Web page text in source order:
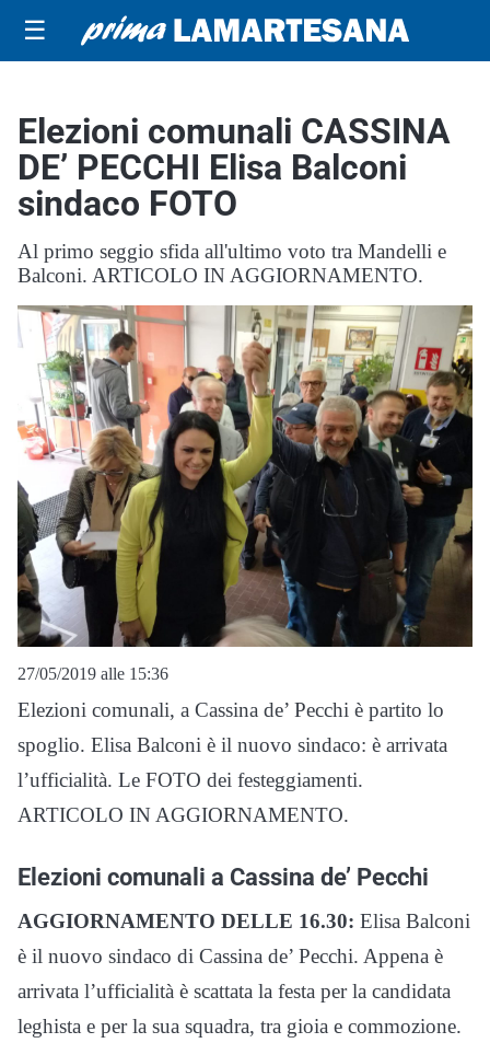
☰
Elezioni comunali CASSINA
DE’ PECCHI Elisa Balconi
sindaco FOTO
Al primo seggio sfida all'ultimo voto tra Mandelli e
Balconi. ARTICOLO IN AGGIORNAMENTO.
27/05/2019 alle 15:36
Elezioni comunali, a Cassina de’ Pecchi è partito lo
spoglio. Elisa Balconi è il nuovo sindaco: è arrivata
l’ufficialità. Le FOTO dei festeggiamenti.
ARTICOLO IN AGGIORNAMENTO.
Elezioni comunali a Cassina de’ Pecchi
AGGIORNAMENTO DELLE 16.30: Elisa Balconi
è il nuovo sindaco di Cassina de’ Pecchi. Appena è
arrivata l’ufficialità è scattata la festa per la candidata
leghista e per la sua squadra, tra gioia e commozione.